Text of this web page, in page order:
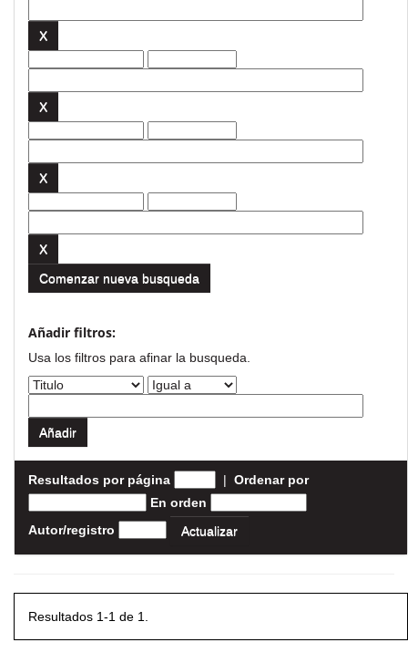
Comenzar nueva busqueda
Añadir filtros:
Usa los filtros para afinar la busqueda.
Resultados por página | Ordenar por
En orden
Autor/registro
Resultados 1-1 de 1.